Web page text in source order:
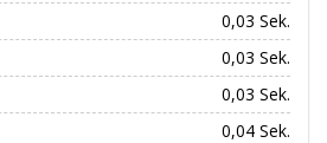
0,03 Sek.
0,03 Sek.
0,03 Sek.
0,04 Sek.